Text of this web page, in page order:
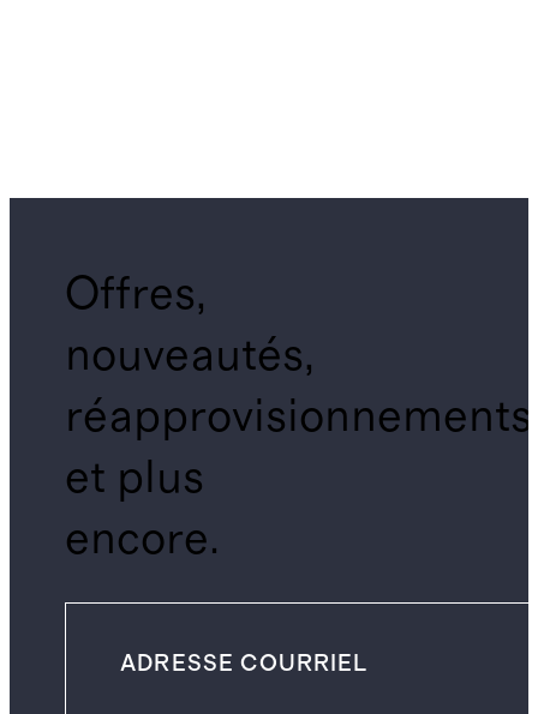
Offres,
nouveautés,
réapprovisionnements
et plus
encore.